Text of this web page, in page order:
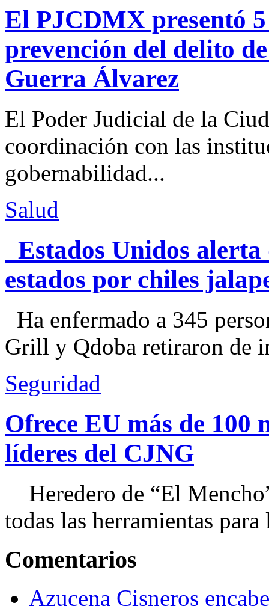
El PJCDMX presentó
prevención del delito
Guerra Álvarez
El Poder Judicial de la
coordinación con las
gobernabilidad...
Salud
Estados Unidos alerta
estados por chiles
Ha enfermado a 345
Grill y Qdoba retiraron de
Seguridad
Ofrece EU más de 100
líderes del CJNG
Heredero de “El
todas las herramientas
Comentarios
Azucena Cisneros